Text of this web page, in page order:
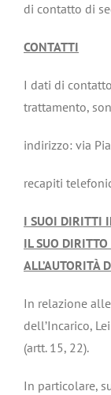
di contatto di
CONTATTI
I dati di
trattamento,
indirizzo: via
recapiti
I SUOI DIRITTI
IL SUO
ALL’AUTORITÀ
In relazione
dell’Incarico,
(artt. 15, 22).
In particolare,